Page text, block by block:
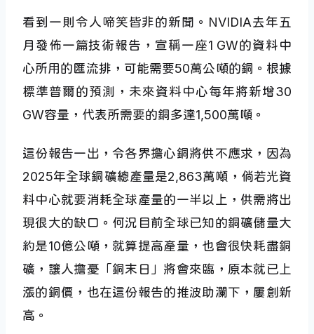
看到一則令人啼笑皆非的新聞。NVIDIA去年五
月發佈一篇技術報告，宣稱一座1 GW的資料中
心所用的匯流排，可能需要50萬公噸的銅。根據
標準普爾的預測，未來資料中心每年將新增30
GW容量，代表所需要的銅多達1,500萬噸。
這份報告一出，令各界擔心銅將供不應求，因為
2025年全球銅礦總產量是2,863萬噸，倘若光資
料中心就要消耗全球產量的一半以上，供需將出
現很大的缺口。何況目前全球已知的銅礦儲量大
約是10億公噸，就算提高產量，也會很快耗盡銅
礦，讓人擔憂「銅末日」將會來臨，原本就已上
漲的銅價，也在這份報告的推波助瀾下，屢創新
高。